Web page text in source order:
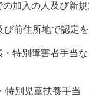
加入の人及び新
前住所地で認定
特別障害者手当
特別児童扶養手